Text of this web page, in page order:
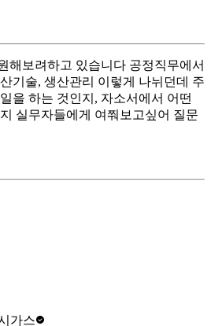
해보려하고 있습니다 공정직무에서
기술, 생산관리 이렇게 나뉘던데 주
을 하는 것인지, 자소서에서 어떤
실무자들에게 여쭤보고싶어 질문
가스